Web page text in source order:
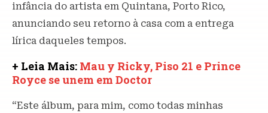
infância do artista em Quintana, Porto Rico,
anunciando seu retorno à casa com a entrega
lírica daqueles tempos.
+ Leia Mais: Mau y Ricky, Piso 21 e Prince
Royce se unem em Doctor
“Este álbum, para mim, como todas minhas